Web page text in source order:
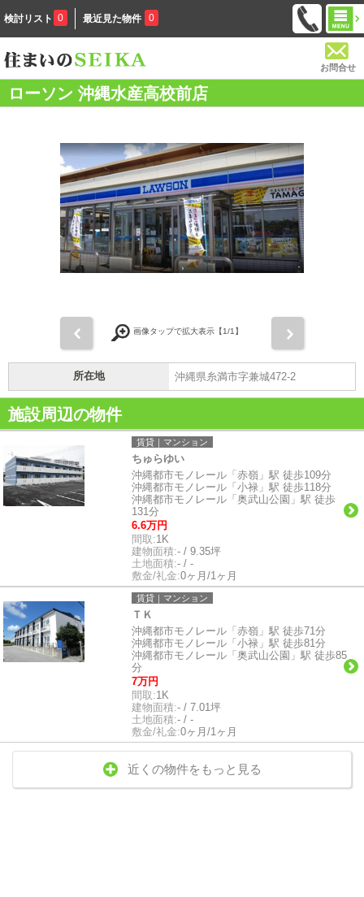
検討リスト 0 最近見た物件 0
お問合せ
ローソン 沖縄水産高校前店
画像タップで拡大表示【1/1】
所在地 沖縄県糸満市字兼城472-2
施設周辺の物件
賃貸｜マンション
ちゅらゆい
沖縄都市モノレール「赤嶺」駅 徒歩109分
沖縄都市モノレール「小禄」駅 徒歩118分
沖縄都市モノレール「奥武山公園」駅 徒歩
131分
6.6万円
間取:1K
建物面積:- / 9.35坪
土地面積:- / -
敷金/礼金:0ヶ月/1ヶ月
賃貸｜マンション
ＴＫ
沖縄都市モノレール「赤嶺」駅 徒歩71分
沖縄都市モノレール「小禄」駅 徒歩81分
沖縄都市モノレール「奥武山公園」駅 徒歩85
分
7万円
間取:1K
建物面積:- / 7.01坪
土地面積:- / -
敷金/礼金:0ヶ月/1ヶ月
近くの物件をもっと見る